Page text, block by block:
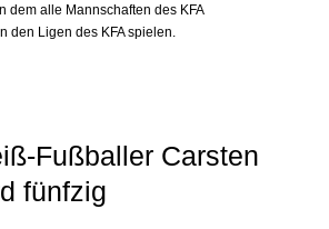
dem alle Mannschaften des KFA
den Ligen des KFA spielen.
Fußballer Carsten
fünfzig